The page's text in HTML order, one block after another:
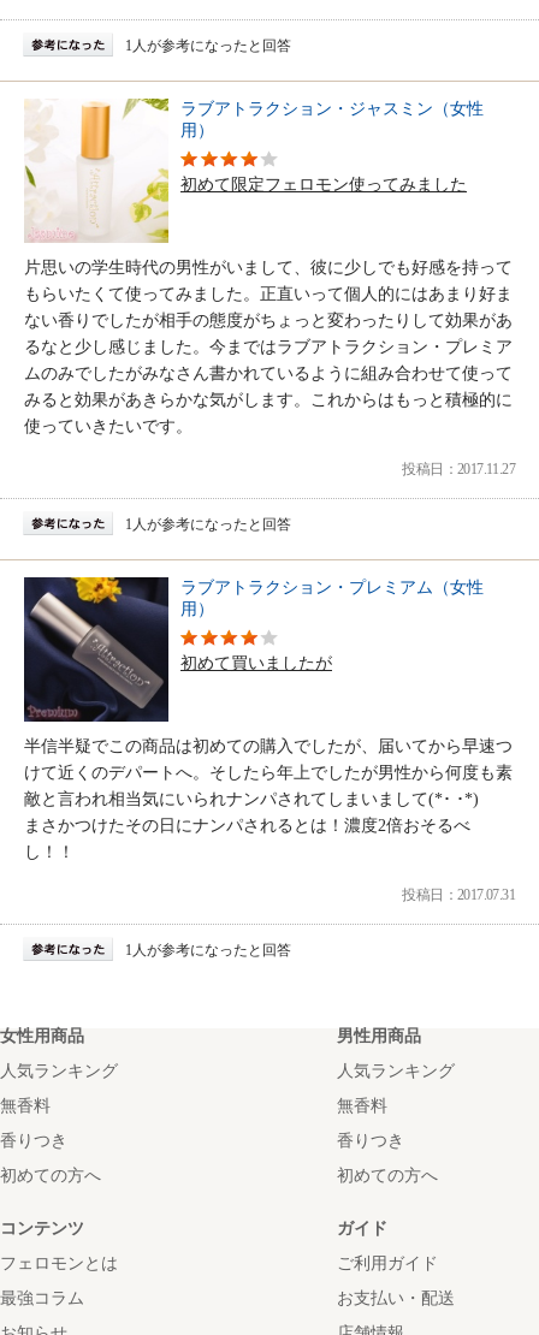
1人が参考になったと回答
ラブアトラクション・ジャスミン（女性
用）
初めて限定フェロモン使ってみました
片思いの学生時代の男性がいまして、彼に少しでも好感を持って
もらいたくて使ってみました。正直いって個人的にはあまり好ま
ない香りでしたが相手の態度がちょっと変わったりして効果があ
るなと少し感じました。今まではラブアトラクション・プレミア
ムのみでしたがみなさん書かれているように組み合わせて使って
みると効果があきらかな気がします。これからはもっと積極的に
使っていきたいです。
投稿日：2017.11.27
1人が参考になったと回答
ラブアトラクション・プレミアム（女性
用）
初めて買いましたが
半信半疑でこの商品は初めての購入でしたが、届いてから早速つ
けて近くのデパートへ。そしたら年上でしたが男性から何度も素
敵と言われ相当気にいられナンパされてしまいまして(*･ ･*)
まさかつけたその日にナンパされるとは！濃度2倍おそるべ
し
投稿日：2017.07.31
1人が参考になったと回答
女性用商品
人気ランキング
無香料
香りつき
初めての方へ
男性用商品
人気ランキング
無香料
香りつき
初めての方へ
コンテンツ
フェロモンとは
最強コラム
ガイド
ご利用ガイド
お支払い・配送